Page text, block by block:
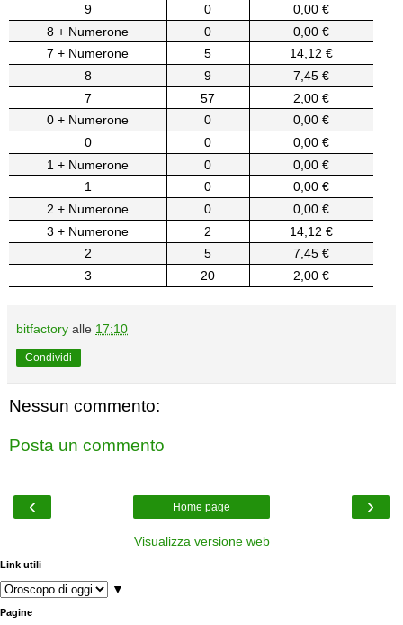
9
0
0,00 €
8 + Numerone
0
0,00 €
7 + Numerone
5
14,12 €
8
9
7,45 €
7
57
2,00 €
0 + Numerone
0
0,00 €
0
0
0,00 €
1 + Numerone
0
0,00 €
1
0
0,00 €
2 + Numerone
0
0,00 €
3 + Numerone
2
14,12 €
2
5
7,45 €
3
20 2,00 €
bitfactory alle 17:10
Condividi
Nessun commento:
Posta un commento
‹ ›
Home page
Visualizza versione web
Link utili
▼
Pagine